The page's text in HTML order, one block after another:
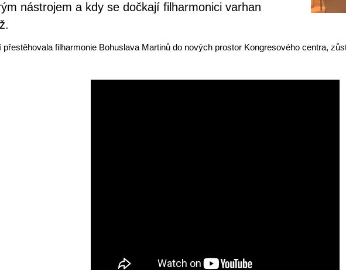
nástrojem a kdy se dočkají filharmonici varhan
filharmonie Bohuslava Martinů do nových prostor Kongresového centra,